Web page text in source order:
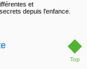
et
depuis l'enfance.
◆
Top